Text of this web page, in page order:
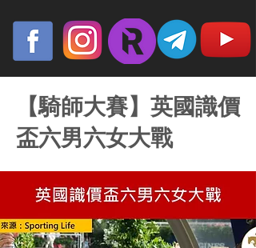
【騎師大賽】英國識價
盃六男六女大戰